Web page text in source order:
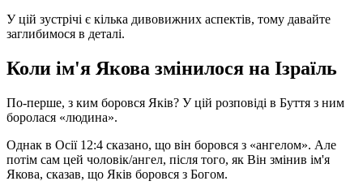
У цій зустрічі є кілька дивовижних аспектів, тому давайте
заглибимося в деталі.
Коли ім'я Якова змінилося на Ізраїль
По-перше, з ким боровся Яків? У цій розповіді в Буття з ним
боролася «людина».
Однак в Осії 12:4 сказано, що він боровся з «ангелом». Але
потім сам цей чоловік/ангел, після того, як Він змінив ім'я
Якова, сказав, що Яків боровся з Богом.